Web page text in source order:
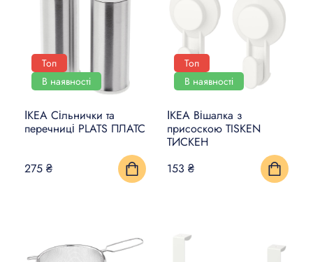
Топ
В наявності
ІКЕА Сільнички та
перечниці PLATS ПЛАТС
275 ₴
Топ
В наявності
ІКЕА Вішалка з
присоскою TISKEN
ТИСКЕН
153 ₴